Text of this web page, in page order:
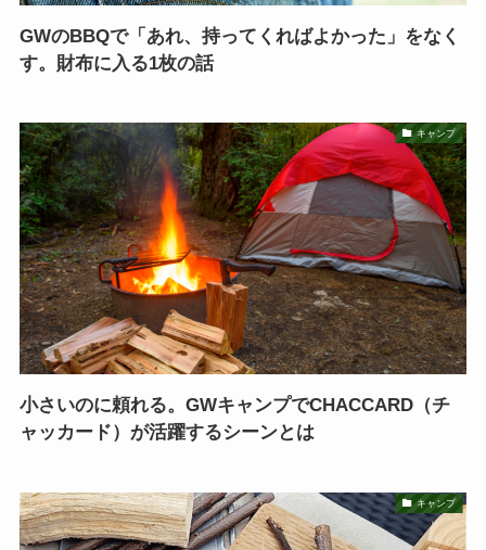
GWのBBQで「あれ、持ってくればよかった」をなく
す。財布に入る1枚の話
キャンプ
小さいのに頼れる。GWキャンプでCHACCARD（チ
ャッカード）が活躍するシーンとは
キャンプ